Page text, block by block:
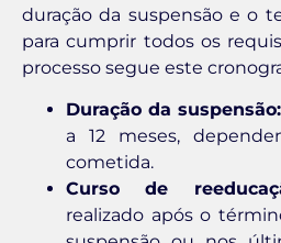
duração da suspensão e o
para cumprir todos os
processo segue este
Duração da suspensão:
a 12 meses,
cometida.
Curso de
realizado após o